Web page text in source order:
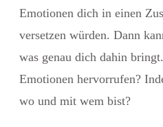
Emotionen dich in einen
versetzen würden. Dann
was genau dich dahin
Emotionen hervorrufen?
wo und mit wem bist?